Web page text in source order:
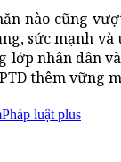
nào cũng
sức mạnh
lớp nhân dân
thêm vững
Pháp luật plus